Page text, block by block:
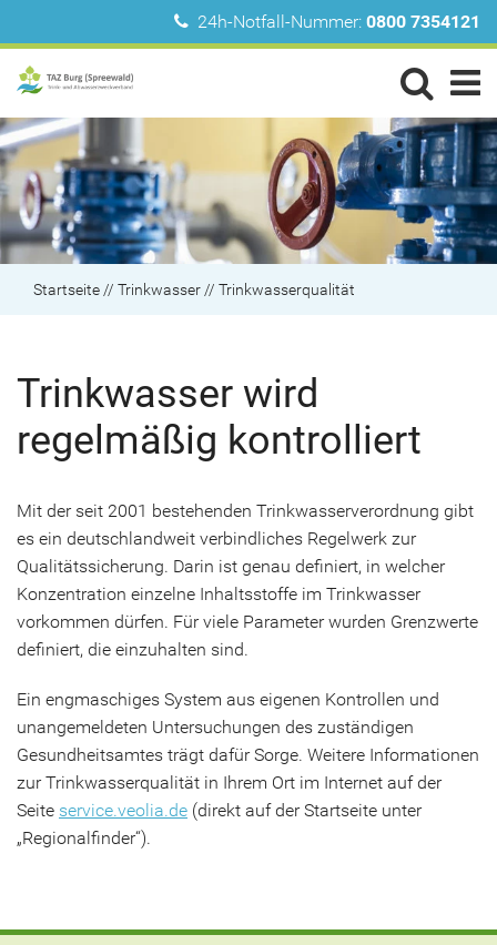
24h-Notfall-Nummer: 0800 7354121
Startseite // Trinkwasser // Trinkwasserqualität
Trinkwasser wird
regelmäßig kontrolliert
Mit der seit 2001 bestehenden Trinkwasserverordnung gibt
es ein deutschlandweit verbindliches Regelwerk zur
Qualitätssicherung. Darin ist genau definiert, in welcher
Konzentration einzelne Inhaltsstoffe im Trinkwasser
vorkommen dürfen. Für viele Parameter wurden Grenzwerte
definiert, die einzuhalten sind.
Ein engmaschiges System aus eigenen Kontrollen und
unangemeldeten Untersuchungen des zuständigen
Gesundheitsamtes trägt dafür Sorge. Weitere Informationen
zur Trinkwasserqualität in Ihrem Ort im Internet auf der
Seite service.veolia.de (direkt auf der Startseite unter
„Regionalfinder“).